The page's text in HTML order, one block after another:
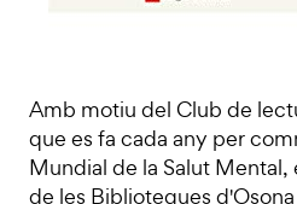
Amb motiu del Club de
que es fa cada any per
Mundial de la Salut
de les Biblioteques